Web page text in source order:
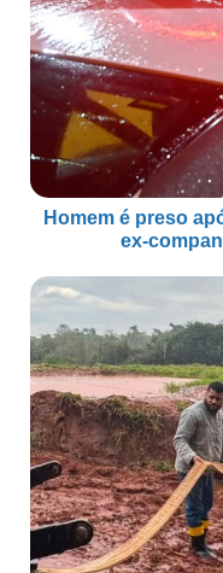
Homem é preso
ex-